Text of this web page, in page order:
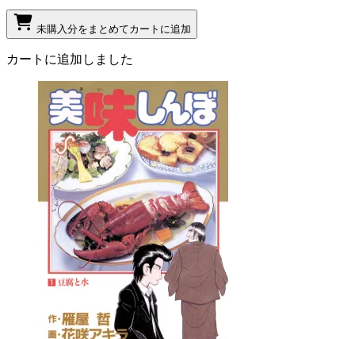
未購入分をまとめてカートに追加
カートに追加しました